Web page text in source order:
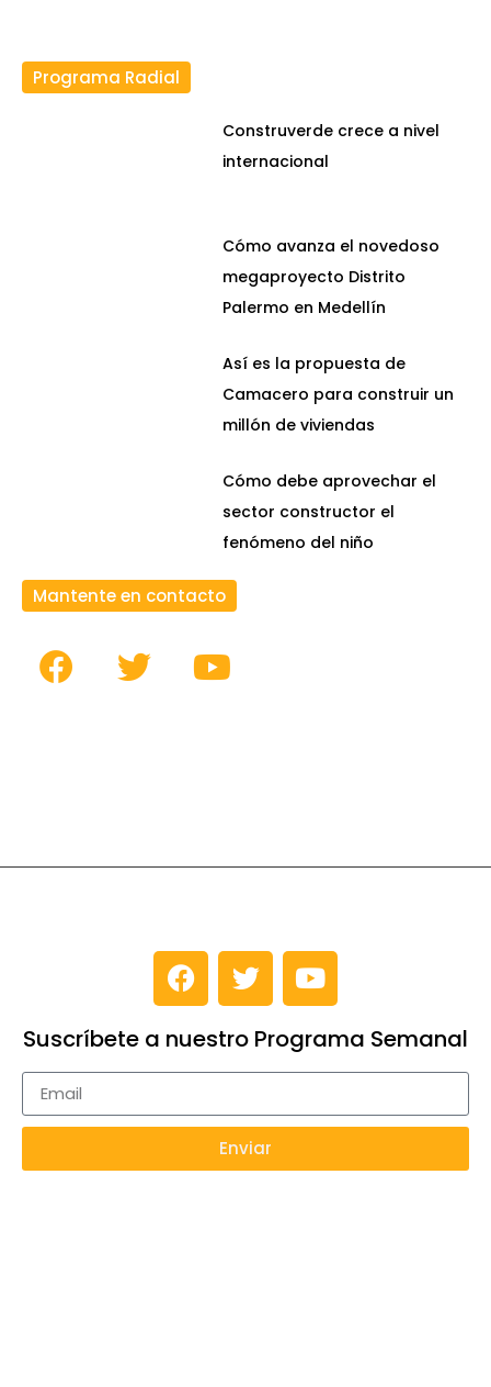
Programa Radial
Construverde crece a nivel
internacional
Cómo avanza el novedoso
megaproyecto Distrito
Palermo en Medellín
Así es la propuesta de
Camacero para construir un
millón de viviendas
Cómo debe aprovechar el
sector constructor el
fenómeno del niño
Mantente en contacto
Suscríbete a nuestro Programa Semanal
Enviar